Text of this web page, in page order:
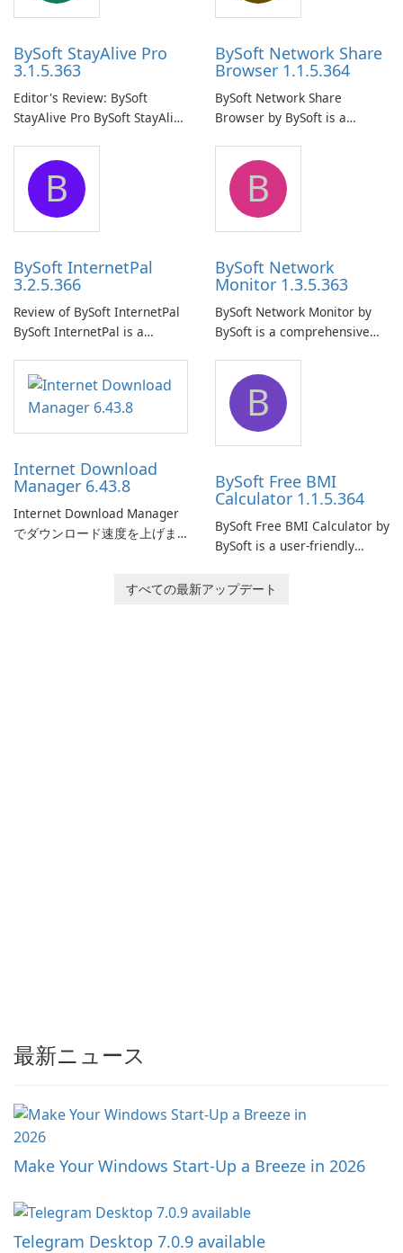
BySoft StayAlive Pro
3.1.5.363
Editor's Review: BySoft
StayAlive Pro BySoft StayAlive
application designed to
ensure the continuous and
uninterrupted operation of
your computer system.
BySoft Network Share
Browser 1.1.5.364
BySoft Network Share
Browser by BySoft is a
application that allows users
to easily browse and manage
shared folders on their
network.
B
BySoft InternetPal
3.2.5.366
Review of BySoft InternetPal
BySoft InternetPal is a
application designed to
monitor your internet
connection and provide real-
time insights into its
B
BySoft Network
Monitor 1.3.5.363
BySoft Network Monitor by
BySoft is a comprehensive
designed to help businesses
effectively manage their
network infrastructure.
Internet Download
Manager 6.43.8
Internet Download Manager
でダウンロード速度を上げま
B
BySoft Free BMI
Calculator 1.1.5.364
BySoft Free BMI Calculator by
BySoft is a user-friendly
designed to help you
すべての最新アップデート
最新ニュース
Make Your Windows Start-Up a Breeze in 2026
Telegram Desktop 7.0.9 available